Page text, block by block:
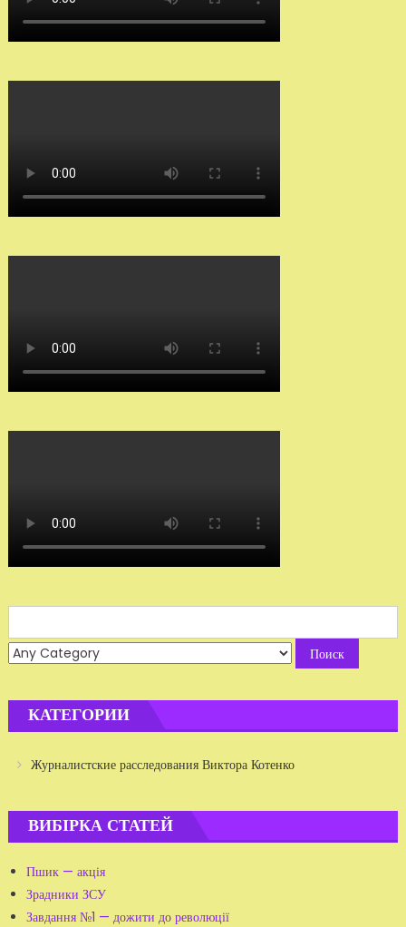
for:
КАТЕГОРИИ
Журналистские расследования Виктора Котенко
ВИБІРКА СТАТЕЙ
Пшик — акція
Зрадники ЗСУ
Завдання №1 — дожити до революції